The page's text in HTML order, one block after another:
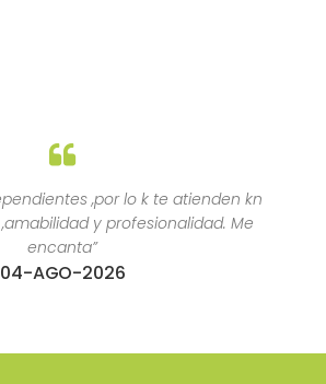
,por lo k te atienden kn
y profesionalidad. Me
encanta”
04-AGO-2026